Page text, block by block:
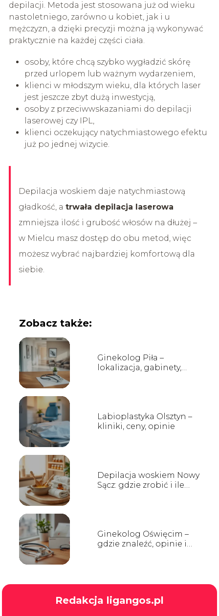
depilacji. Metoda jest stosowana już od wieku
nastoletniego, zarówno u kobiet, jak i u
mężczyzn, a dzięki precyzji można ją wykonywać
praktycznie na każdej części ciała.
osoby, które chcą szybko wygładzić skórę
przed urlopem lub ważnym wydarzeniem,
klienci w młodszym wieku, dla których laser
jest jeszcze zbyt dużą inwestycją,
osoby z przeciwwskazaniami do depilacji
laserowej czy IPL,
klienci oczekujący natychmiastowego efektu
już po jednej wizycie.
Depilacja woskiem daje natychmiastową
gładkość, a trwała depilacja laserowa
zmniejsza ilość i grubość włosów na dłużej –
w Mielcu masz dostęp do obu metod, więc
możesz wybrać najbardziej komfortową dla
siebie.
Zobacz także:
Ginekolog Piła –
lokalizacja, gabinety,
Labioplastyka Olsztyn –
kliniki, ceny, opinie
Depilacja woskiem Nowy
Sącz: gdzie zrobić i ile
Ginekolog Oświęcim –
gdzie znaleźć, opinie i
Redakcja ligangos.pl